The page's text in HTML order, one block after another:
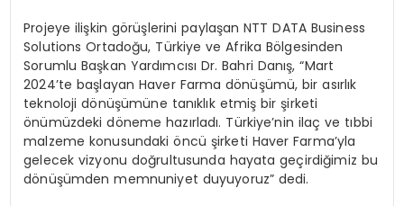
Projeye ilişkin görüşlerini paylaşan NTT DATA Business
Solutions Ortadoğu, Türkiye ve Afrika Bölgesinden
Sorumlu Başkan Yardımcısı Dr. Bahri Danış, “Mart
2024’te başlayan Haver Farma dönüşümü, bir asırlık
teknoloji dönüşümüne tanıklık etmiş bir şirketi
önümüzdeki döneme hazırladı. Türkiye’nin ilaç ve tıbbi
malzeme konusundaki öncü şirketi Haver Farma’yla
gelecek vizyonu doğrultusunda hayata geçirdiğimiz bu
dönüşümden memnuniyet duyuyoruz” dedi.